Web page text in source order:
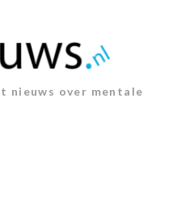
nieuws over mentale